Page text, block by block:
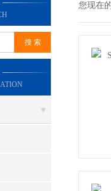
您现在